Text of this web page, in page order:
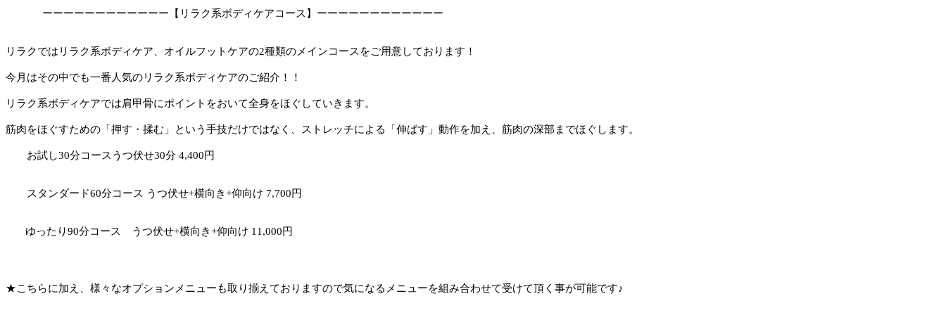
ーーーーーーーーーーーー【リラク系ボディケアコース】ーーーーーーーーーーーー
リラクではリラク系ボディケア、オイルフットケアの2種類のメインコースをご用意しております！
今月はその中でも一番人気のリラク系ボディケアのご紹介！！
リラク系ボディケアでは肩甲骨にポイントをおいて全身をほぐしていきます。
筋肉をほぐすための「押す・揉む」という手技だけではなく、ストレッチによる「伸ばす」動作を加え、筋肉の深部までほぐします。
お試し30分コースうつ伏せ30分 4,400円
スタンダード60分コース うつ伏せ+横向き+仰向け 7,700円
ゆったり90分コース うつ伏せ+横向き+仰向け 11,000円
★こちらに加え、様々なオプションメニューも取り揃えておりますので気になるメニューを組み合わせて受けて頂く事が可能です♪